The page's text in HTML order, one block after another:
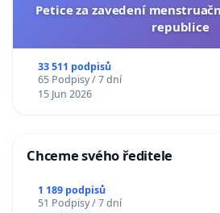
Petice za zavedení
republice
33 511 podpisů
65 Podpisy / 7 dní
15 Jun 2026
Chceme svého ředitele
1 189 podpisů
51 Podpisy / 7 dní